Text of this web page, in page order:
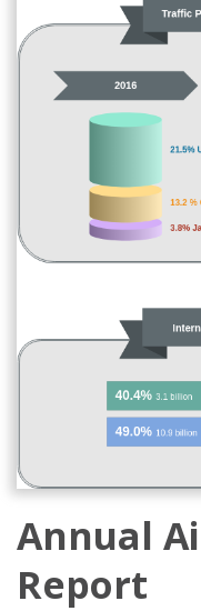
Annual
Report